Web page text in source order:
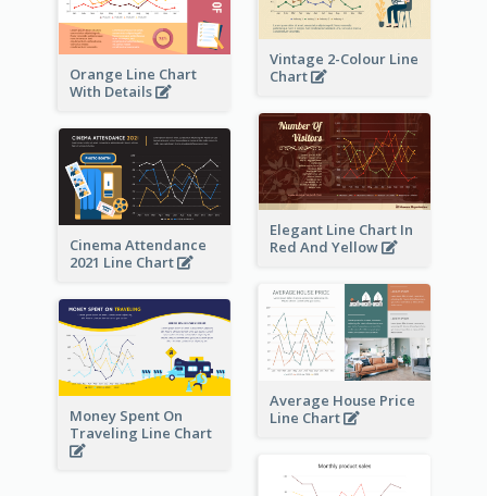
Vintage 2-Colour Line
Chart
Orange Line Chart
With Details
Elegant Line Chart In
Red And Yellow
Cinema Attendance
2021 Line Chart
Average House Price
Line Chart
Money Spent On
Traveling Line Chart